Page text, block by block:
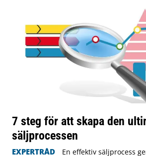
7 steg för att skapa den
säljprocessen
EXPERTRÅD
En effektiv säljprocess